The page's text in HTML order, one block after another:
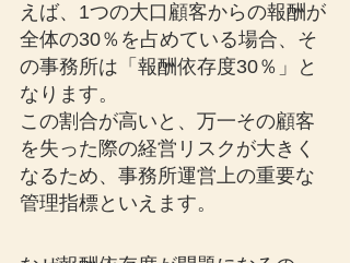
えば、1つの大口顧客からの報酬が
全体の30％を占めている場合、そ
の事務所は「報酬依存度30％」と
なります。
この割合が高いと、万一その顧客
を失った際の経営リスクが大きく
なるため、事務所運営上の重要な
管理指標といえます。